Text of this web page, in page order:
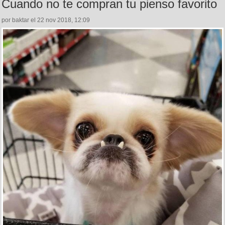
Cuando no te compran tu pienso favorito
por baktar el 22 nov 2018, 12:09